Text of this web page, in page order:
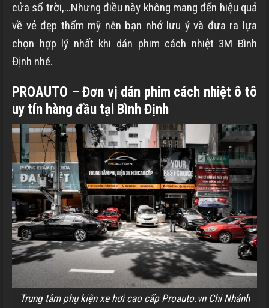
cửa sổ trời,…Nhưng điều này không mang đến hiệu quả
về vẻ đẹp thẩm mỹ nên bạn nhớ lưu ý và đưa ra lựa
chọn hợp lý nhất khi dán phim cách nhiệt 3M Bình
Định nhé.
PROAUTO – Đơn vị dán phim cách nhiệt ô tô
uy tín hàng đầu tại Bình Định
Trung tâm phụ kiện xe hơi cao cấp Proauto.vn Chi Nhánh